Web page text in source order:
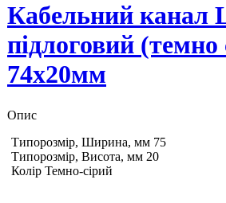
Кабельний канал
підлоговий (темно
74х20мм
Опис
Типорозмір, Ширина, мм 75
Типорозмір, Висота, мм 20
Колір Темно-сірий